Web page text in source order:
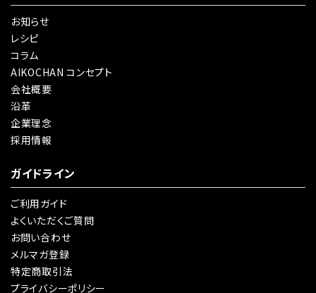
お知らせ
レシピ
コラム
AIKOCHAN コンセプト
会社概要
沿革
企業理念
採用情報
ガイドライン
ご利用ガイド
よくいただくご質問
お問い合わせ
メルマガ登録
特定商取引法
プライバシーポリシー